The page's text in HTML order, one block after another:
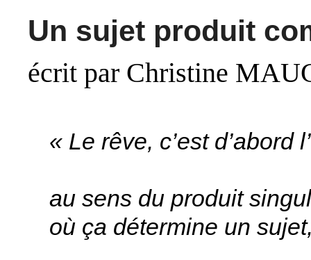
Un sujet produit
écrit par Christine
« Le rêve, c’est d’abord
au sens du produit
où ça détermine un